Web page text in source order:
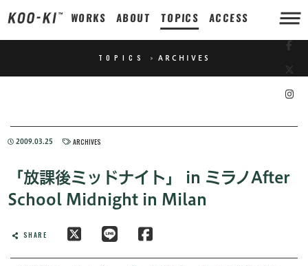
WORKS ABOUT TOPICS ACCESS
TOPICS > ARCHIVES
2009.03.25 ARCHIVES
「放課後ミッドナイト」 in ミラノAfter
School Midnight in Milan
SHARE